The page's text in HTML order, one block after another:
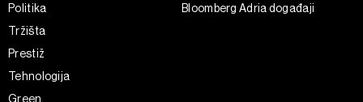
Politika
Tržišta
Prestiž
Tehnologija
Green
Bloomberg Adria događaji